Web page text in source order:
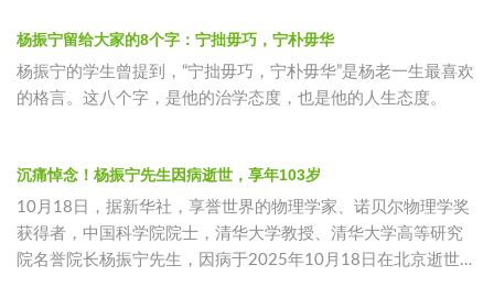
杨振宁留给大家的8个字：宁拙毋巧，宁朴毋华
杨振宁的学生曾提到，“宁拙毋巧，宁朴毋华”是杨老一生最喜欢
的格言。这八个字，是他的治学态度，也是他的人生态度。
沉痛悼念！杨振宁先生因病逝世，享年103岁
10月18日，据新华社，享誉世界的物理学家、诺贝尔物理学奖
获得者，中国科学院院士，清华大学教授、清华大学高等研究
院名誉院长杨振宁先生，因病于2025年10月18日在北京逝世，